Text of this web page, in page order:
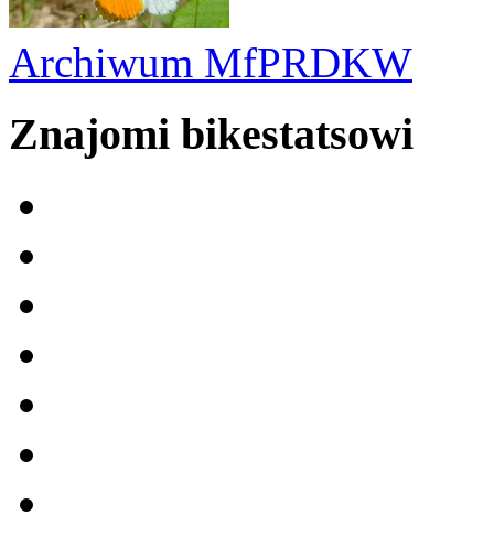
Archiwum MfPRDKW
Znajomi bikestatsowi